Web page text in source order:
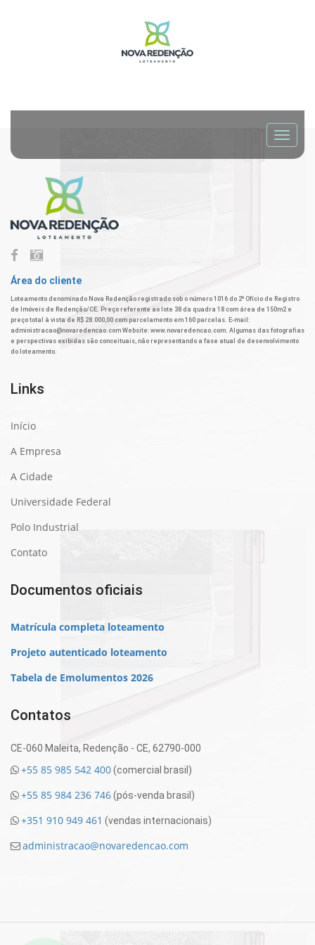
Área do cliente
Loteamento denominado Nova Redenção registrado sob o número 1016 do 2º Ofício de Registro
de Imóveis de Redenção/CE. Preço referente ao lote 38 da quadra 18 com área de 150m2 e
preço total à vista de R$ 28.000,00 com parcelamento em 160 parcelas. E-mail:
administracao@novaredencao.com Website: www.novaredencao.com. Algumas das fotografias
e perspectivas exibidas são conceituais, não representando a fase atual de desenvolvimento
do loteamento.
Links
Início
A Empresa
A Cidade
Universidade Federal
Polo Industrial
Contato
Documentos oficiais
Matrícula completa loteamento
Projeto autenticado loteamento
Tabela de Emolumentos 2026
Contatos
CE-060 Maleita, Redenção - CE, 62790-000
+55 85 985 542 400(comercial brasil)
+55 85 984 236 746(pós-venda brasil)
+351 910 949 461 (vendas internacionais)
administracao@novaredencao.com